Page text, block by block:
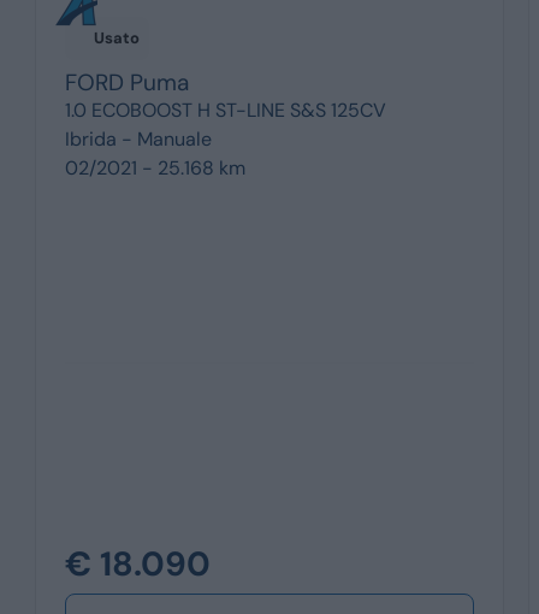
Usato
FORD Puma
1.0 ECOBOOST H ST-LINE S&S 125CV
Ibrida - Manuale
02/2021 - 25.168 km
€ 18.090